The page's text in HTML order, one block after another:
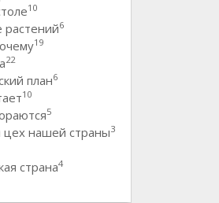
10
растений6
19
22
план6
10
5
цех нашей страны3
страна4